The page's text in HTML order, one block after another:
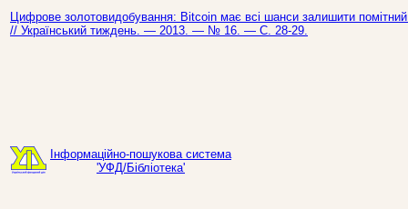
Цифрове золотовидобування: Bitcoin має всі шанси залишити помітний
// Український тиждень. — 2013. — № 16. — С. 28-29.
Інформаційно-пошукова система
'УФД/Бібліотека'